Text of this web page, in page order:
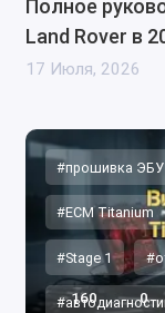
Полное
Land Rover в
17 Июля, 2026
#прошивка ЭБУ
#ECM Titanium
#Stage 1
160 0